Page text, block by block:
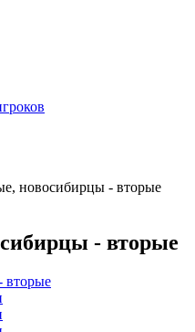
новосибирцы - вторые
- вторые